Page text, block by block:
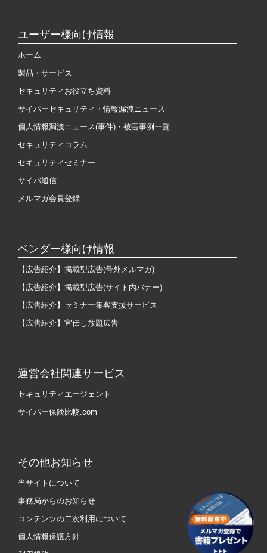
ユーザー様向け情報
ホーム
製品・サービス
セキュリティお役立ち資料
サイバーセキュリティ・情報漏洩ニュース
個人情報漏洩ニュース(事件)・被害事例一覧
セキュリティコラム
セキュリティセミナー
サイバ通信
メルマガ会員登録
ベンダー様向け情報
【広告紹介】掲載型広告(号外メルマガ)
【広告紹介】掲載型広告(サイト内バナー)
【広告紹介】セミナー集客支援サービス
【広告紹介】宣伝し放題広告
運営会社関連サービス
セキュリティエージェント
サイバー保険比較.com
その他お知らせ
当サイトについて
事務局からのお知らせ
コンテンツの二次利用について
個人情報保護方針